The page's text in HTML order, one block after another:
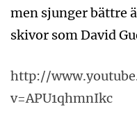
men sjunger bättre
skivor som David
http://
v=APU1qhmnIkc